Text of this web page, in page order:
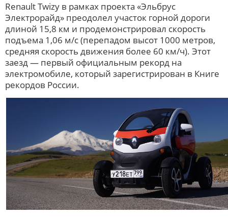
Renault Twizy в рамках проекта «Эльбрус
Электрорайд» преодолел участок горной дороги
длиной 15,8 км и продемонстрировал скорость
подъема 1,06 м/с (перепадом высот 1000 метров,
средняя скорость движения более 60 км/ч). Этот
заезд — первый официальным рекорд на
электромобиле, который зарегистрирован в Книге
рекордов России.